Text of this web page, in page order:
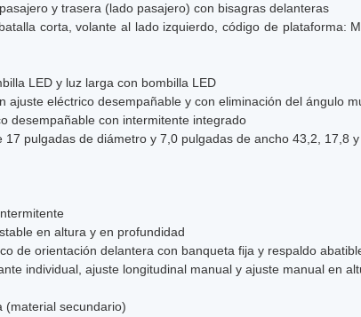
y trasera (lado pasajero) con bisagras delanteras
corta, volante al lado izquierdo, código de plataforma:
LED y luz larga con bombilla LED
ajuste eléctrico desempañable y con eliminación del ángulo
desempañable con intermitente integrado
pulgadas de diámetro y 7,0 pulgadas de ancho 43,2, 17,8
en altura y en profundidad
de orientación delantera con banqueta fija y respaldo
individual, ajuste longitudinal manual y ajuste manual en
(material secundario)